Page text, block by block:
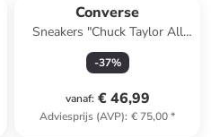
Converse
Sneakers "Chuck Taylor All
Star" zwart
-37%
vanaf: € 46,99
Adviesprijs (AVP): € 75,00*